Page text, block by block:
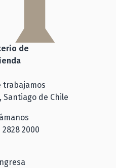
de
trabajamos
Santiago de Chile
2828 2000
Ingresa